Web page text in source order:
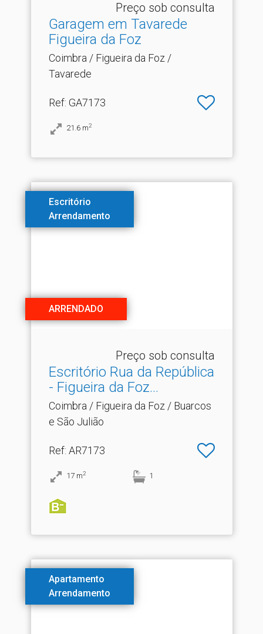
Preço sob consulta
Garagem em Tavarede
Figueira da Foz
Coimbra / Figueira da Foz /
Tavarede
Ref: GA7173
21.6 m2
Escritório
Arrendamento
ARRENDADO
Preço sob consulta
Escritório Rua da República
- Figueira da Foz.​..
Coimbra / Figueira da Foz / Buarcos
e São Julião
Ref: AR7173
17 m2 1
Apartamento
Arrendamento